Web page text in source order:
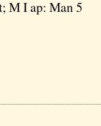
M I ap: Man 5